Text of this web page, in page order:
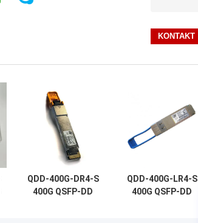
QDD-400G-DR4-S
400G QSFP-DD
QDD-400G-LR4-S
400G QSFP-DD